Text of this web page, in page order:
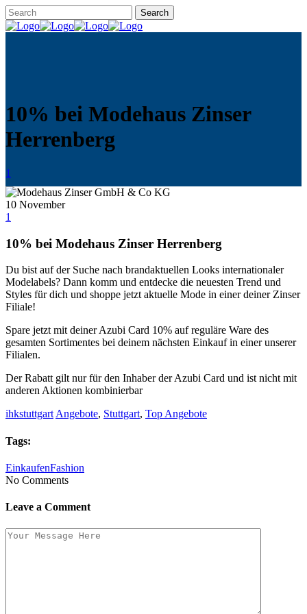
10% bei Modehaus Zinser
Herrenberg
1
10 November
1
10% bei Modehaus Zinser Herrenberg
Du bist auf der Suche nach brandaktuellen Looks internationaler
Modelabels? Dann komm und entdecke die neuesten Trend und
Styles für dich und shoppe jetzt aktuelle Mode in einer deiner Zinser
Filiale!
Spare jetzt mit deiner Azubi Card 10% auf reguläre Ware des
gesamten Sortimentes bei deinem nächsten Einkauf in einer unserer
Filialen.
Der Rabatt gilt nur für den Inhaber der Azubi Card und ist nicht mit
anderen Aktionen kombinierbar
ihkstuttgartAngebote, Stuttgart, Top Angebote
Tags:
EinkaufenFashion
No Comments
Leave a Comment